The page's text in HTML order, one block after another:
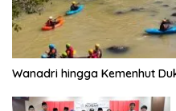
Wanadri hingga Kemenhut